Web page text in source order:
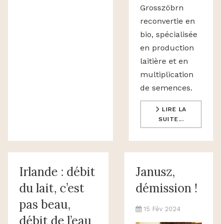
Grosszöbrn
reconvertie en
bio, spécialisée
en production
laitière et en
multiplication
de semences.
LIRE LA
SUITE...
Irlande : débit
du lait, c’est
pas beau,
débit de l’eau
Janusz,
démission !
15 Fév 2024